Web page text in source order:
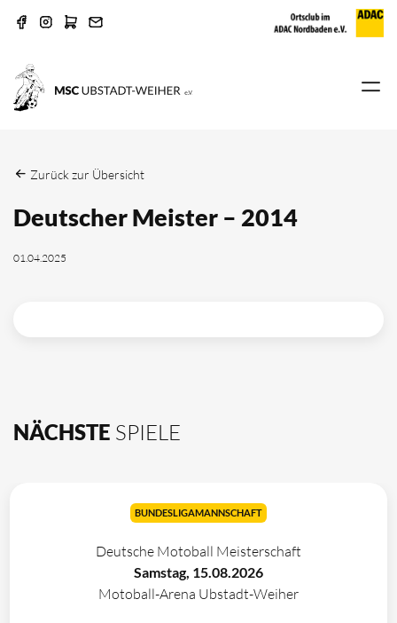
Zurück zur Übersicht
Deutscher Meister – 2014
01.04.2025
NÄCHSTE SPIELE
BUNDESLIGAMANNSCHAFT
Deutsche Motoball Meisterschaft
Samstag, 15.08.2026
Motoball-Arena Ubstadt-Weiher